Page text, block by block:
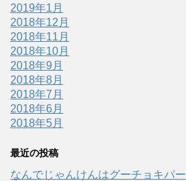
2019年1月
2018年12月
2018年11月
2018年10月
2018年9月
2018年8月
2018年7月
2018年6月
2018年5月
最近の投稿
なんでじゃんけんはグーチョキパ